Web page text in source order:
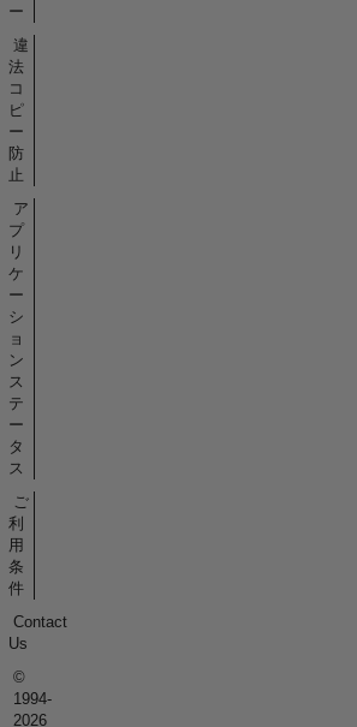
ー
違
法
コ
ピ
ー
防
止
ア
プ
リ
ケ
ー
シ
ョ
ン
ス
テ
ー
タ
ス
ご
利
用
条
件
Contact
Us
©
1994-
2026